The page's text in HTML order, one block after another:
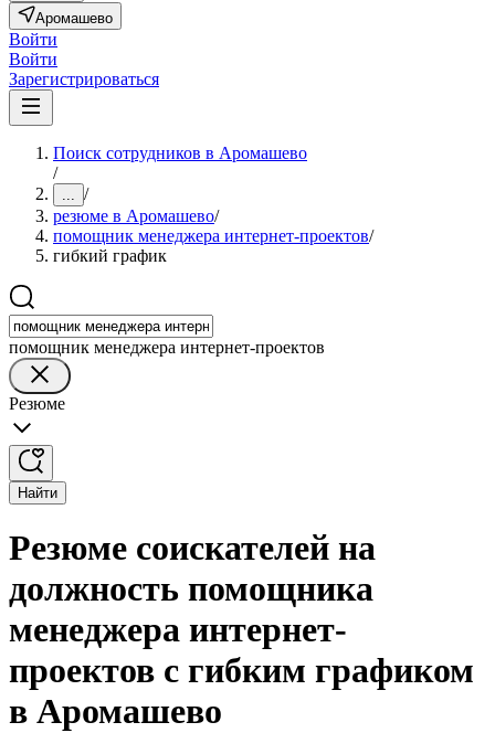
Аромашево
Войти
Войти
Зарегистрироваться
Поиск сотрудников в Аромашево
/
... /
резюме в Аромашево/
помощник менеджера интернет-проектов/
гибкий график
помощник менеджера интернет-проектов
Резюме
Найти
Резюме соискателей на
должность помощника
менеджера интернет-
проектов с гибким графиком
в Аромашево